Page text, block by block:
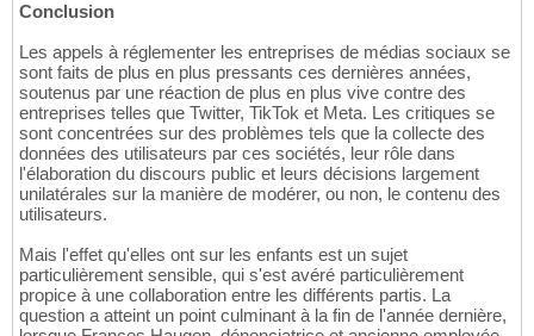
Conclusion
Les appels à réglementer les entreprises de médias sociaux se
sont faits de plus en plus pressants ces dernières années,
soutenus par une réaction de plus en plus vive contre des
entreprises telles que Twitter, TikTok et Meta. Les critiques se
sont concentrées sur des problèmes tels que la collecte des
données des utilisateurs par ces sociétés, leur rôle dans
l'élaboration du discours public et leurs décisions largement
unilatérales sur la manière de modérer, ou non, le contenu des
utilisateurs.
Mais l'effet qu'elles ont sur les enfants est un sujet
particulièrement sensible, qui s'est avéré particulièrement
propice à une collaboration entre les différents partis. La
question a atteint un point culminant à la fin de l'année dernière,